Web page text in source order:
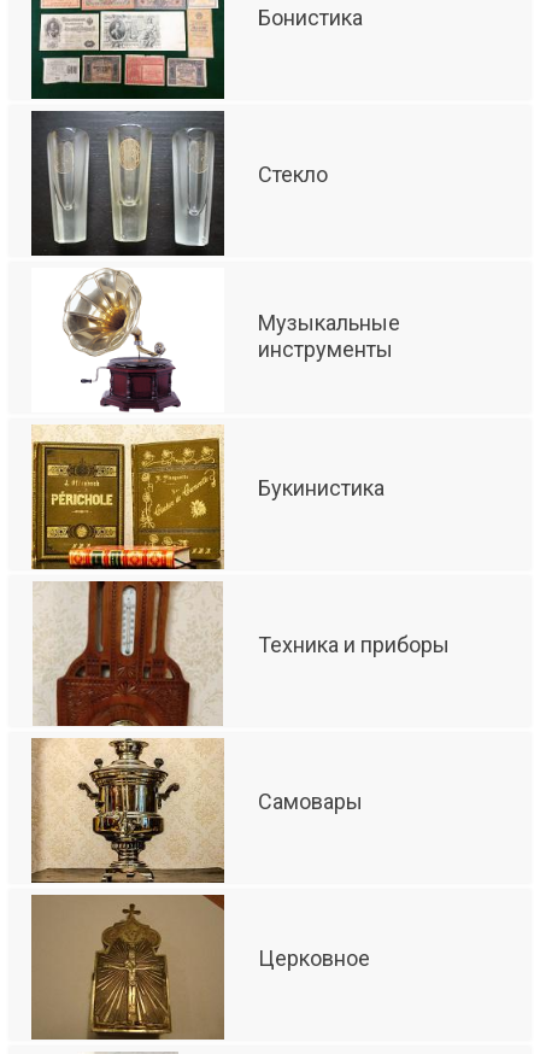
Бонистика
Стекло
Музыкальные
инструменты
Букинистика
Техника и приборы
Самовары
Церковное